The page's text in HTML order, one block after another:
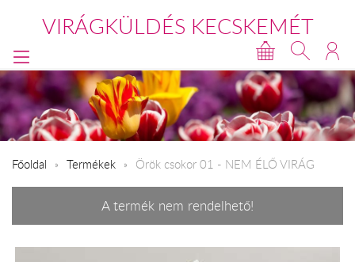
VIRÁGKÜLDÉS KECSKEMÉT
Főoldal Termékek Örök csokor 01 - NEM ÉLŐ VIRÁG
A termék nem rendelhető!